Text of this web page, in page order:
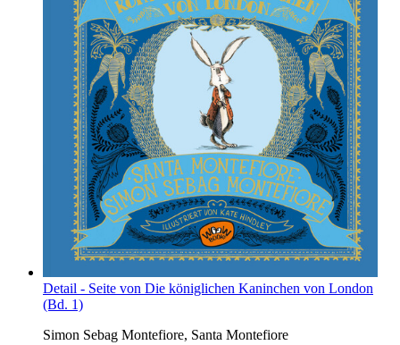
Detail - Seite von Die königlichen Kaninchen von London
(Bd. 1)
Simon Sebag Montefiore, Santa Montefiore